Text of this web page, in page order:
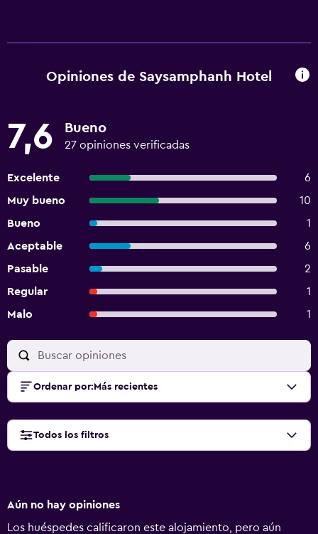
Opiniones de Saysamphanh Hotel
7,6 Bueno
27 opiniones verificadas
Excelente
6
Muy bueno
10
Bueno
1
Aceptable
6
Pasable
2
Regular
1
Malo
1
Ordenar por: Más recientes
Todos los filtros
Aún no hay opiniones
Los huéspedes calificaron este alojamiento, pero aún